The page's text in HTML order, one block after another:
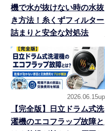
機で水が抜けない時の水抜
き方法！糸くずフィルター
詰まりと安全な対処法
2026.06.15up
【完全版】日立ドラム式洗
濯機のエコフラップ故障と